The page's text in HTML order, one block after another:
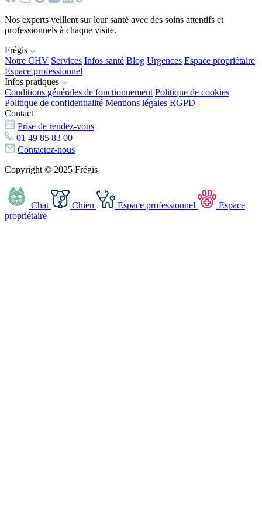
Nos experts veillent sur leur santé avec des soins attentifs et
professionnels à chaque visite.
Frégis
Notre CHV Services Infos santé Blog Urgences Espace propriétaire
Espace professionnel
Infos pratiques
Conditions générales de fonctionnement Politique de cookies
Politique de confidentialité Mentions légales RGPD
Contact
Prise de rendez-vous
01 49 85 83 00
Contactez-nous
Copyright © 2025 Frégis
Chat Chien Espace professionnel
Espace
propriétaire